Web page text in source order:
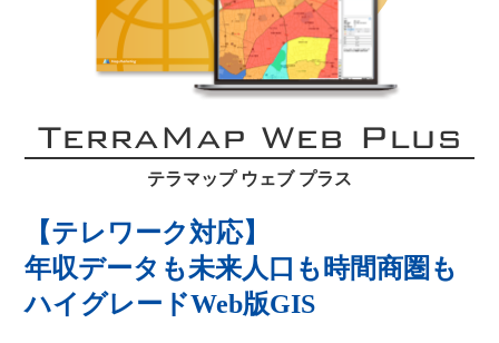
TerraMap Web Plus
テラマップ ウェブ プラス
【テレワーク対応】
年収データも未来人口も時間商圏も
ハイグレードWeb版GIS